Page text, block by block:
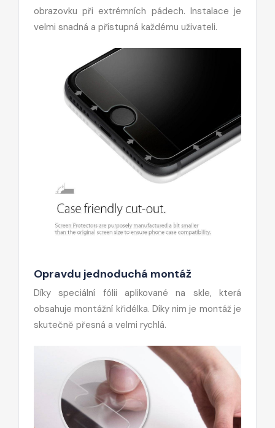
obrazovku při extrémních pádech. Instalace je
velmi snadná a přístupná každému uživateli.
Opravdu jednoduchá montáž
Díky speciální fólii aplikované na skle, která
obsahuje montážní křidélka. Díky nim je montáž je
skutečně přesná a velmi rychlá.